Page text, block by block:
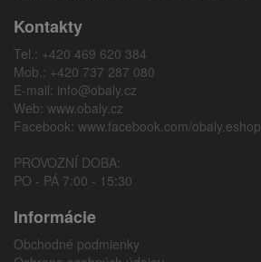
Kontakty
Tel.: +420 469 620 384
Mob.: +420 737 287 080
E-mail: info@obaly.cz
Web: www.obaly.cz
Facebook: www.facebook.com/obaly.eshop
PROVOZNÍ DOBA:
PO - PÁ 7:00 - 15:30
Informácie
Obchodné podmienky